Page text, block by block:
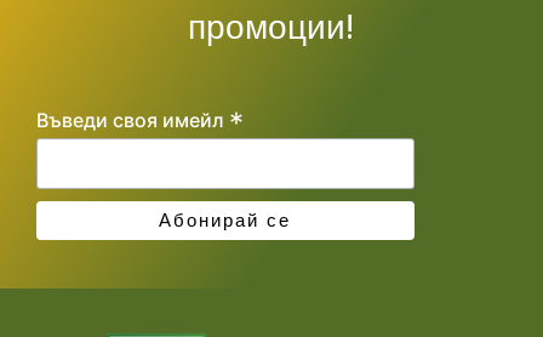
промоции!
Въведи своя имейл *